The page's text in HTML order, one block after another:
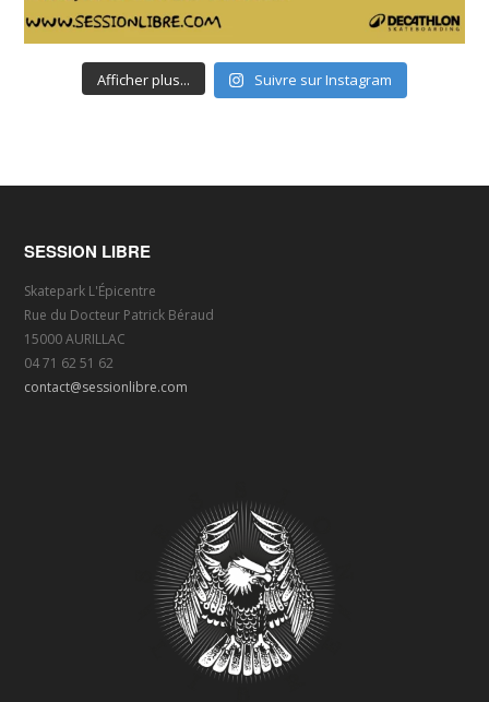
Afficher plus... Suivre sur Instagram
SESSION LIBRE
Skatepark L'Épicentre
Rue du Docteur Patrick Béraud
15000 AURILLAC
04 71 62 51 62
contact@sessionlibre.com